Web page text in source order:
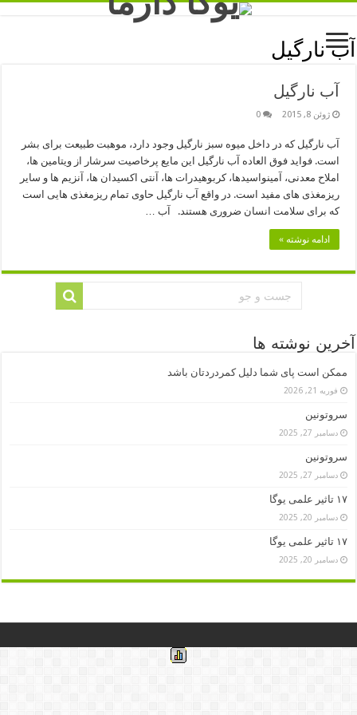
آب نارگیل
آب نارگیل
ژوئن 8, 2015 0
آب نارگیل که در داخل میوه سبز نارگیل وجود دارد، موهبت طبیعت برای بشر
است. فواید فوق العاده آب نارگیل این مایع پرخاصیت سرشار از ویتامین ها،
املاح معدنی، آمینواسیدها، کربوهیدرات ها، آنتی اکسیدان ها، آنزیم ها و سایر
ریزمغذی های مفید است. در واقع آب نارگیل حاوی تمام ریزمغذی هایی است
که برای سلامت انسان ضروری هستند. آب …
ادامه نوشته »
آخرین نوشته ها
ممکن است پای شما دلیل کمردردتان باشد
فوریه 21, 2026
سروتونین
دسامبر 27, 2025
سروتونین
دسامبر 27, 2025
۱۷ تاثیر علمی یوگا
دسامبر 20, 2025
۱۷ تاثیر علمی یوگا
دسامبر 20, 2025